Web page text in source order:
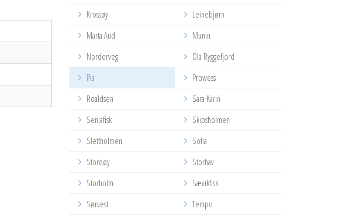
Krossøy
Leinebjørn
Marta Aud
Munin
Norderveg
Ola Ryggefjord
Pia
Prowess
Roaldsen
Sara Karin
Senjafisk
Skipsholmen
Slettholmen
Sofia
Stordøy
Storhav
Storholm
Sævikfisk
Sørvest
Tempo